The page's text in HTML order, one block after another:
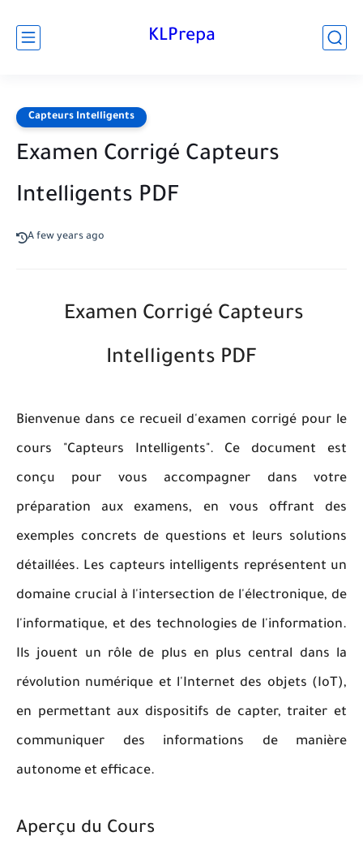
KLPrepa
Capteurs Intelligents
Examen Corrigé Capteurs
Intelligents PDF
A few years ago
Examen Corrigé Capteurs
Intelligents PDF
Bienvenue dans ce recueil d'examen corrigé pour le
cours "Capteurs Intelligents". Ce document est
conçu pour vous accompagner dans votre
préparation aux examens, en vous offrant des
exemples concrets de questions et leurs solutions
détaillées. Les capteurs intelligents représentent un
domaine crucial à l'intersection de l'électronique, de
l'informatique, et des technologies de l'information.
Ils jouent un rôle de plus en plus central dans la
révolution numérique et l'Internet des objets (IoT),
en permettant aux dispositifs de capter, traiter et
communiquer des informations de manière
autonome et efficace.
Aperçu du Cours